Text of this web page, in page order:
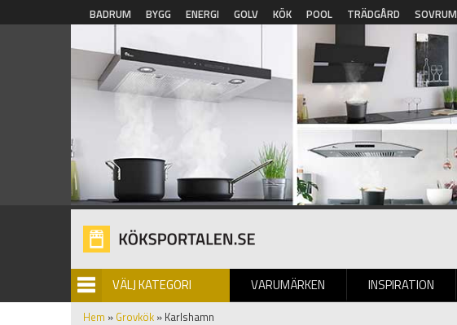
Hoppa till huvudinnehåll
BADRUM BYGG ENERGI GOLV KÖK POOL TRÄDGÅRD SOVRUM
VÄLJ KATEGORI VARUMÄRKEN INSPIRATION
BILDGALLERI
Hem » Grovkök » Karlshamn